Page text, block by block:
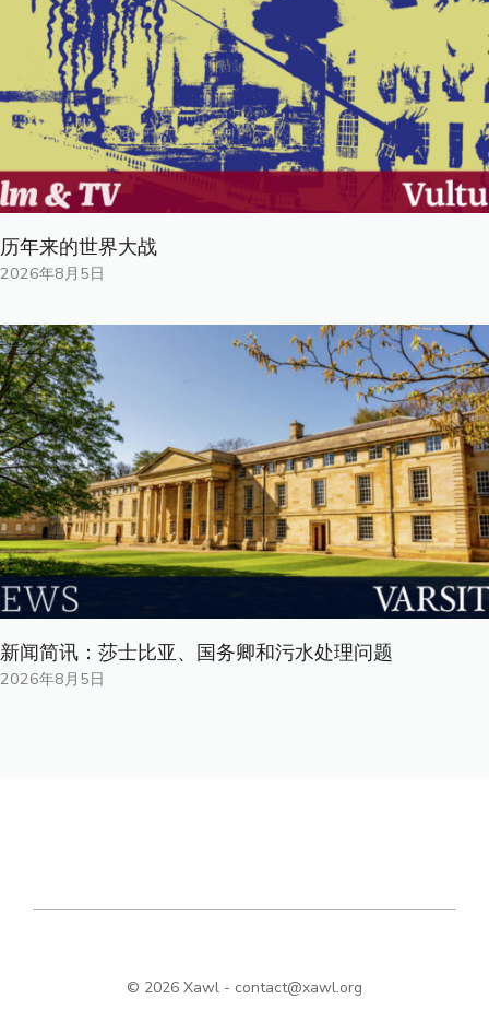
历年来的世界大战
2026年8月5日
新闻简讯：莎士比亚、国务卿和污水处理问题
2026年8月5日
© 2026 Xawl - contact@xawl.org